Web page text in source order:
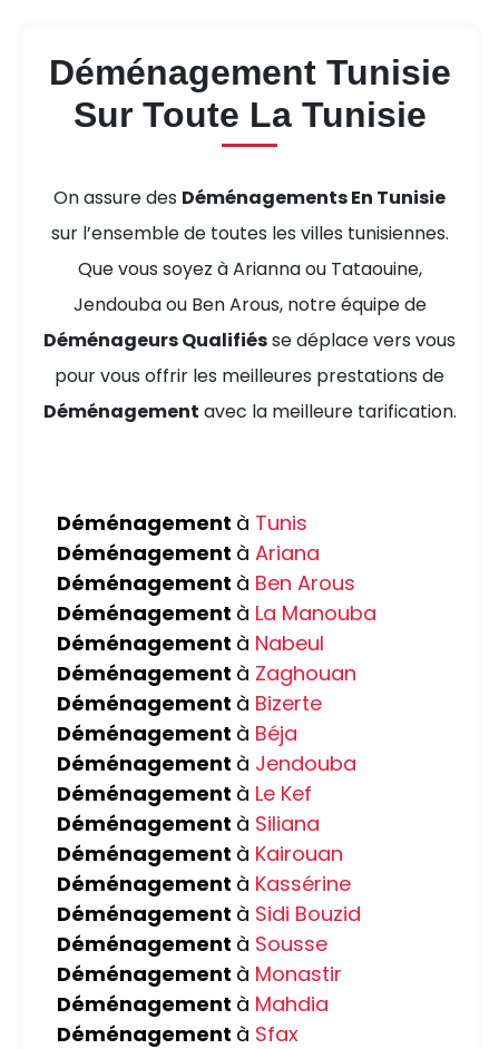
Déménagement Tunisie
Sur Toute La Tunisie
On assure des Déménagements En Tunisie
sur l’ensemble de toutes les villes tunisiennes.
Que vous soyez à Arianna ou Tataouine,
Jendouba ou Ben Arous, notre équipe de
Déménageurs Qualifiésse déplace vers vous
pour vous offrir les meilleures prestations de
Déménagement avec la meilleure tarification.
Déménagement à Tunis
Déménagement à Ariana
Déménagement à Ben Arous
Déménagement à La Manouba
Déménagement à Nabeul
Déménagement à Zaghouan
Déménagement à Bizerte
Déménagement à Béja
Déménagement à Jendouba
Déménagement à Le Kef
Déménagement à Siliana
Déménagement à Kairouan
Déménagement à Kassérine
Déménagement à Sidi Bouzid
Déménagement à Sousse
Déménagement à Monastir
Déménagement à Mahdia
Déménagement à Sfax